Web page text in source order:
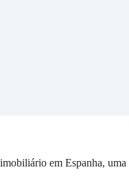
em Espanha, uma